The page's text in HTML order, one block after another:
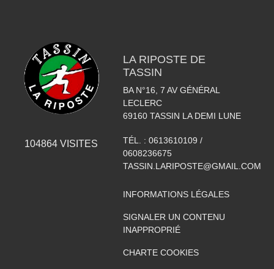
104864 VISITES
LA RIPOSTE DE
TASSIN
BA N°16, 7 AV GÉNÉRAL
LECLERC
69160 TASSIN LA DEMI LUNE
TÉL. : 0613610109 /
0608236675
TASSIN.LARIPOSTE@GMAIL.COM
INFORMATIONS LÉGALES
SIGNALER UN CONTENU
INAPPROPRIÉ
CHARTE COOKIES